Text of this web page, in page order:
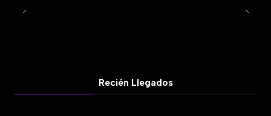
Recién Llegados